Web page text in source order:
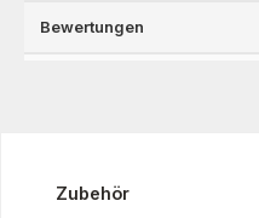
Bewertungen
Produktgalerie überspringen
Zubehör